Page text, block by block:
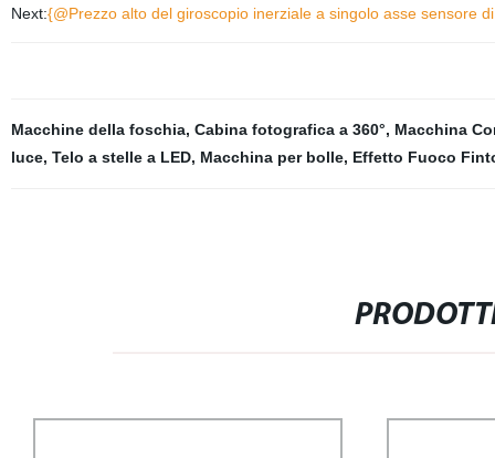
Next:{@Prezzo alto del giroscopio inerziale a singolo asse sensore
Macchine della foschia, Cabina fotografica a 360°, Macchina
luce, Telo a stelle a LED, Macchina per bolle, Effetto Fuoco